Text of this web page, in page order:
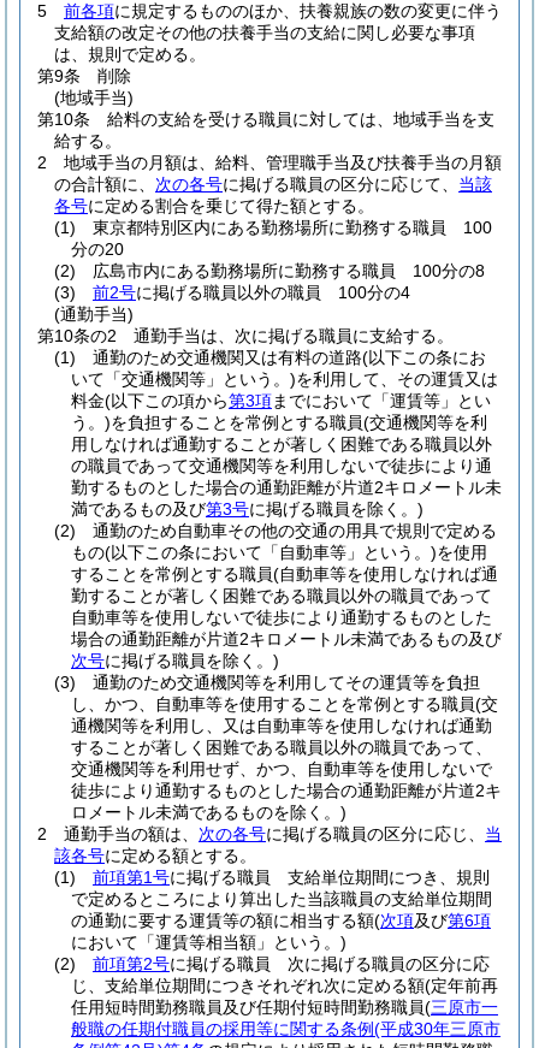
5
前各項に規定するもののほか、扶養親族の数の変更に伴う
支給額の改定その他の扶養手当の支給に関し必要な事項
は、規則で定める。
第9条
削除
(地域手当)
第10条
給料の支給を受ける職員に対しては、地域手当を支
給する。
2
地域手当の月額は、給料、管理職手当及び扶養手当の月額
の合計額に、 次の各号に掲げる職員の区分に応じて、 当該
各号に定める割合を乗じて得た額とする。
(1)
東京都特別区内にある勤務場所に勤務する職員 100
分の20
(2)
広島市内にある勤務場所に勤務する職員 100分の8
(3)
前2号に掲げる職員以外の職員 100分の4
(通勤手当)
第10条の2
通勤手当は、次に掲げる職員に支給する。
(1)
通勤のため交通機関又は有料の道路(以下この条にお
いて「交通機関等」という。)を利用して、その運賃又は
料金(以下この項から第3項までにおいて「運賃等」とい
う。)を負担することを常例とする職員(交通機関等を利
用しなければ通勤することが著しく困難である職員以外
の職員であって交通機関等を利用しないで徒歩により通
勤するものとした場合の通勤距離が片道2キロメートル未
満であるもの及び第3号に掲げる職員を除く。)
(2)
通勤のため自動車その他の交通の用具で規則で定める
もの(以下この条において「自動車等」という。)を使用
することを常例とする職員(自動車等を使用しなければ通
勤することが著しく困難である職員以外の職員であって
自動車等を使用しないで徒歩により通勤するものとした
場合の通勤距離が片道2キロメートル未満であるもの及び
次号に掲げる職員を除く。)
(3)
通勤のため交通機関等を利用してその運賃等を負担
し、かつ、自動車等を使用することを常例とする職員(交
通機関等を利用し、又は自動車等を使用しなければ通勤
することが著しく困難である職員以外の職員であって、
交通機関等を利用せず、かつ、自動車等を使用しないで
徒歩により通勤するものとした場合の通勤距離が片道2キ
ロメートル未満であるものを除く。)
2
通勤手当の額は、 次の各号に掲げる職員の区分に応じ、 当
該各号に定める額とする。
(1)
前項第1号に掲げる職員 支給単位期間につき、規則
で定めるところにより算出した当該職員の支給単位期間
の通勤に要する運賃等の額に相当する額(次項及び第6項
において「運賃等相当額」という。)
(2)
前項第2号に掲げる職員 次に掲げる職員の区分に応
じ、支給単位期間につきそれぞれ次に定める額(定年前再
任用短時間勤務職員及び任期付短時間勤務職員(三原市一
般職の任期付職員の採用等に関する条例(平成30年三原市